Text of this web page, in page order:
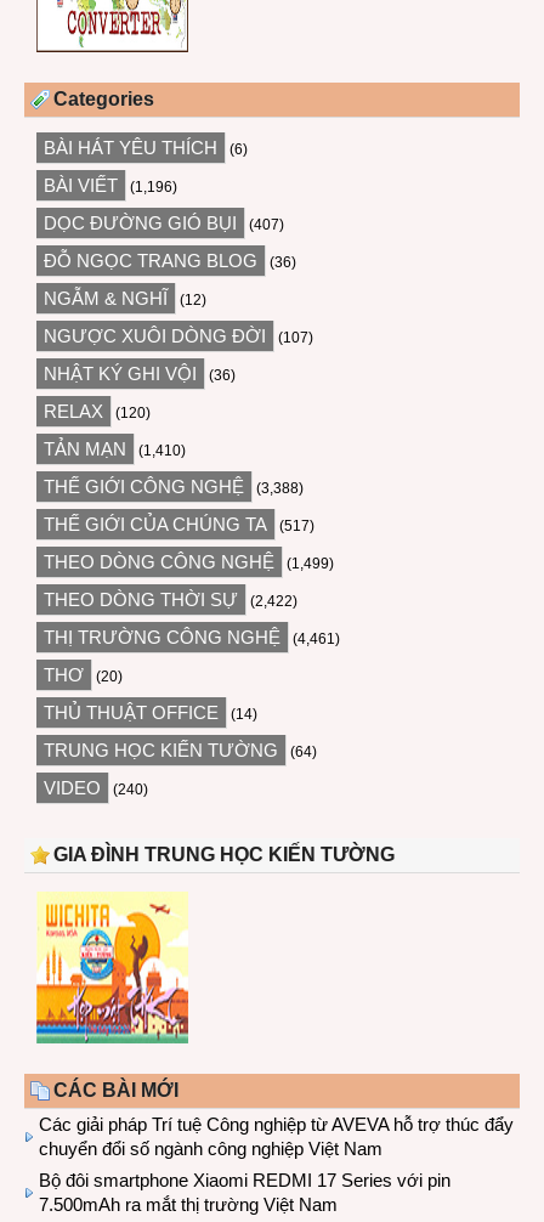
Categories
BÀI HÁT YÊU THÍCH (6)
BÀI VIẾT (1,196)
DỌC ĐƯỜNG GIÓ BỤI (407)
ĐỖ NGỌC TRANG BLOG (36)
NGẪM & NGHĨ (12)
NGƯỢC XUÔI DÒNG ĐỜI (107)
NHẬT KÝ GHI VỘI (36)
RELAX (120)
TẢN MẠN (1,410)
THẾ GIỚI CÔNG NGHỆ (3,388)
THẾ GIỚI CỦA CHÚNG TA (517)
THEO DÒNG CÔNG NGHỆ (1,499)
THEO DÒNG THỜI SỰ (2,422)
THỊ TRƯỜNG CÔNG NGHỆ (4,461)
THƠ (20)
THỦ THUẬT OFFICE (14)
TRUNG HỌC KIẾN TƯỜNG (64)
VIDEO (240)
GIA ĐÌNH TRUNG HỌC KIẾN TƯỜNG
CÁC BÀI MỚI
Các giải pháp Trí tuệ Công nghiệp từ AVEVA hỗ trợ thúc đẩy
chuyển đổi số ngành công nghiệp Việt Nam
Bộ đôi smartphone Xiaomi REDMI 17 Series với pin
7.500mAh ra mắt thị trường Việt Nam